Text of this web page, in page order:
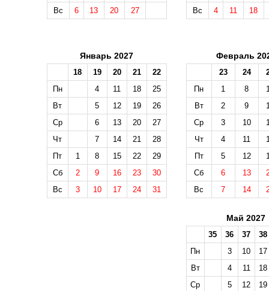
Вс
6 13 20 27
Вс
4 11 18
Январь 2027
18 19 20 21
22
Пн
4 11 18
25
Вт
5 12 19
26
Ср
6 13 20
27
Чт
7 14 21
28
Пт
1 8 15 22
29
Сб
2 9 16 23
30
Вс
3 10 17 24 31
Февраль
23 24
Пн
1 8
Вт
2 9
Ср
3 10
Чт
4 11
Пт
5 12
Сб
6 13
Вс
7 14
Май 2027
35 36 37
38
Пн
3 10
17
Вт
4 11
18
Ср
5 12
19